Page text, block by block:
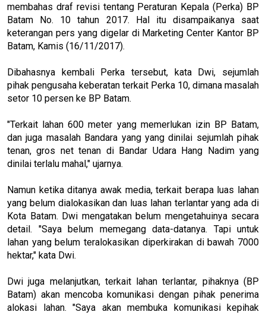
membahas draf revisi tentang Peraturan Kepala (Perka) BP
Batam No. 10 tahun 2017. Hal itu disampaikanya saat
keterangan pers yang digelar di Marketing Center Kantor BP
Batam, Kamis (16/11/2017).
Dibahasnya kembali Perka tersebut, kata Dwi, sejumlah
pihak pengusaha keberatan terkait Perka 10, dimana masalah
setor 10 persen ke BP Batam.
"Terkait lahan 600 meter yang memerlukan izin BP Batam,
dan juga masalah Bandara yang yang dinilai sejumlah pihak
tenan, gros net tenan di Bandar Udara Hang Nadim yang
dinilai terlalu mahal," ujarnya.
Namun ketika ditanya awak media, terkait berapa luas lahan
yang belum dialokasikan dan luas lahan terlantar yang ada di
Kota Batam. Dwi mengatakan belum mengetahuinya secara
detail. "Saya belum memegang data-datanya. Tapi untuk
lahan yang belum teralokasikan diperkirakan di bawah 7000
hektar," kata Dwi.
Dwi juga melanjutkan, terkait lahan terlantar, pihaknya (BP
Batam) akan mencoba komunikasi dengan pihak penerima
alokasi lahan. "Saya akan membuka komunikasi kepihak